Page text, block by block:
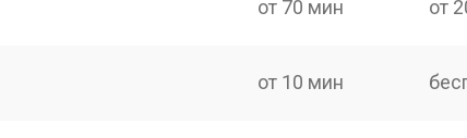
от 70 мин от
от 10 мин